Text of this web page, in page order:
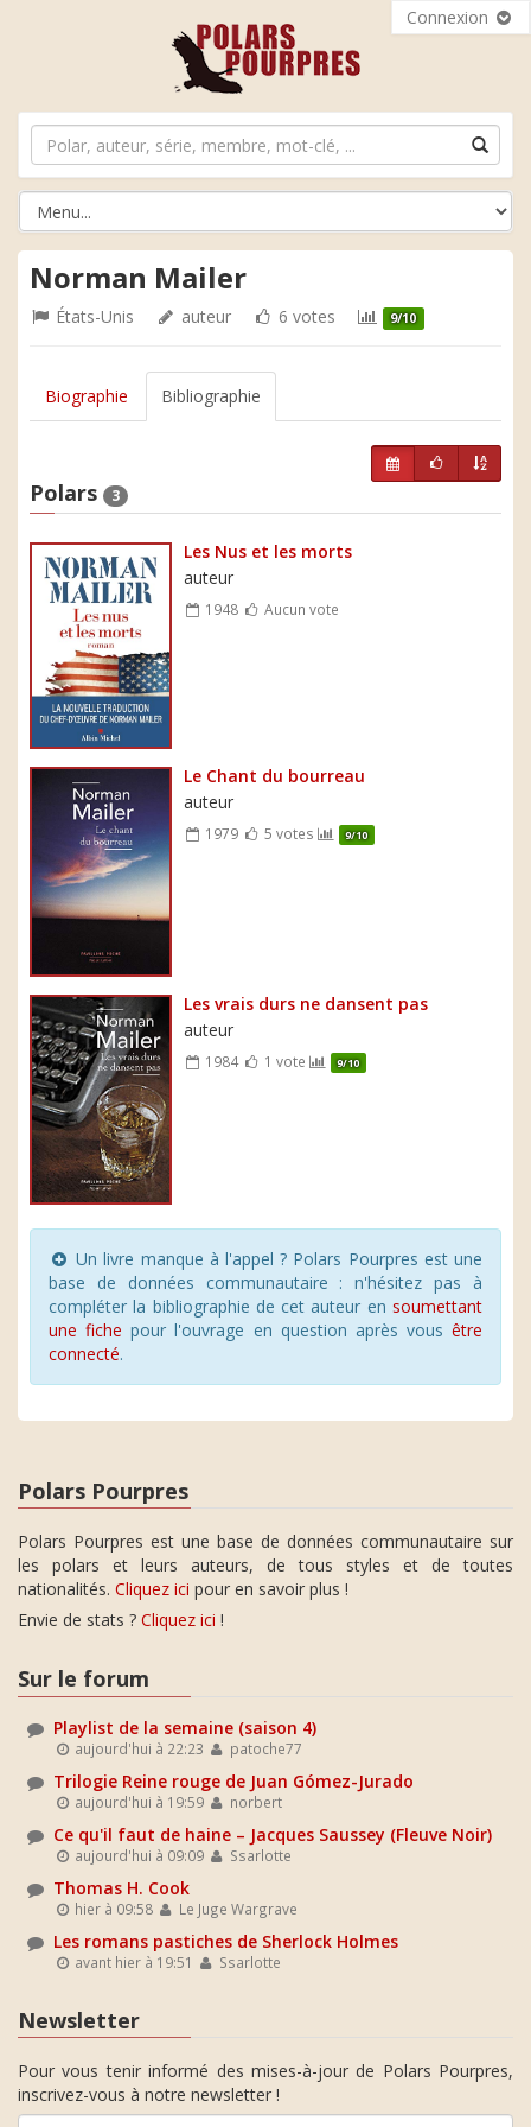
Connexion
Norman Mailer
États-Unis auteur 6 votes 9/10
Biographie Bibliographie
Polars 3
Les Nus et les morts
auteur
1948 Aucun vote
Le Chant du bourreau
auteur
1979 5 votes 9/10
Les vrais durs ne dansent pas
auteur
1984 1 vote 9/10
Un livre manque à l'appel ? Polars Pourpres est une
base de données communautaire : n'hésitez pas à
compléter la bibliographie de cet auteur en soumettant
une fiche pour l'ouvrage en question après vous être
connecté.
Polars Pourpres
Polars Pourpres est une base de données communautaire sur
les polars et leurs auteurs, de tous styles et de toutes
nationalités. Cliquez ici pour en savoir plus !
Envie de stats ? Cliquez ici !
Sur le forum
Playlist de la semaine (saison 4)
aujourd'hui à 22:23 patoche77
Trilogie Reine rouge de Juan Gómez-Jurado
aujourd'hui à 19:59 norbert
Ce qu'il faut de haine – Jacques Saussey (Fleuve Noir)
aujourd'hui à 09:09 Ssarlotte
Thomas H. Cook
hier à 09:58 Le Juge Wargrave
Les romans pastiches de Sherlock Holmes
avant hier à 19:51 Ssarlotte
Newsletter
Pour vous tenir informé des mises-à-jour de Polars Pourpres,
inscrivez-vous à notre newsletter !